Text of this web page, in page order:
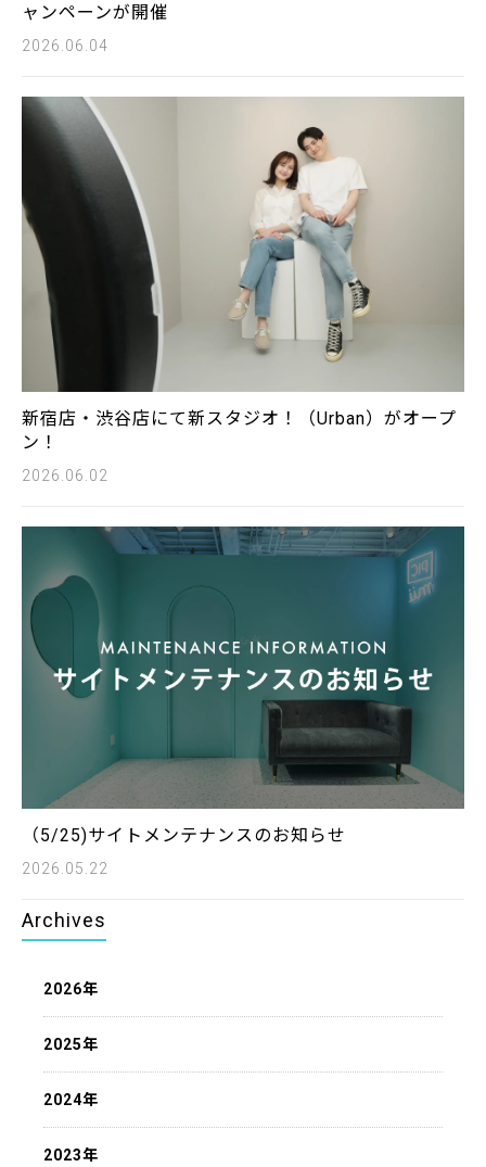
ャンペーンが開催
2026.06.04
新宿店・渋谷店にて新スタジオ！（Urban）がオープ
ン！
2026.06.02
（5/25)サイトメンテナンスのお知らせ
2026.05.22
Archives
2026年
2025年
2024年
2023年